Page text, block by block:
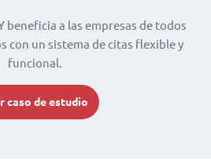
beneficia a las empresas de todos
con un sistema de citas flexible y
funcional.
caso de estudio